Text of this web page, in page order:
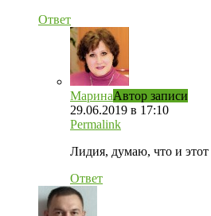
Ответ
МаринаАвтор записи
29.06.2019 в 17:10
Permalink
Лидия, думаю, что и этот
Ответ